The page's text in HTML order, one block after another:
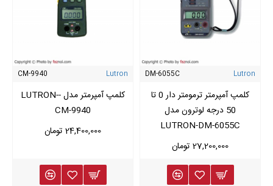
Lutron
DM-6055C
کلمپ آمپرمتر ترمومتر­ دار 0 تا
50 درجه لوترون مدل
LUTRON-DM-6055C
27,200,000 تومان
Lutron
CM-9940
کلمپ آمپرمتر مدل -LUTRON-
CM-9940
24,400,000 تومان